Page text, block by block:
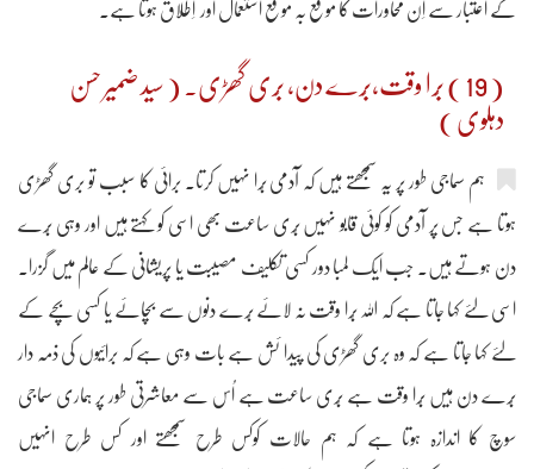
کے اعتبار سے اِن محاورات کا موقع بہ موقع استعمال اور اِطلاق ہوتا ہے۔
( 19 ) بُرا وقت،بُرے دن، بُری گھڑی۔ ( سید ضمیر حسن
دہلوی )
ہم سماجی طور پر یہ سمجھتے ہیں کہ آدمی بُرا نہیں کرتا۔ برائی کا سبب تو بری گھڑی
ہوتا ہے جس پر آدمی کو کوئی قابو نہیں بُری ساعت بھی اسی کو کہتے ہیں اور وہی بُرے
دن ہوتے ہیں۔ جب ایک لمبا دور کسی تکلیف مصیبت یا پریشانی کے عالم میں گزرا۔
اسی لئے کہا جاتا ہے کہ اللہ بُرا وقت نہ لائے بُرے دنوں سے بچائے یا کسی بچے کے
لئے کہا جاتا ہے کہ وہ بری گھڑی کی پیدا ئش ہے بات وہی ہے کہ برائیوں کی ذمہ دار
بُرے دن ہیں بُرا وقت ہے بُری ساعت ہے اُس سے معاشرتی طور پر ہماری سماجی
سوچ کا اندازہ ہوتا ہے کہ ہم حالات کوکس طرح سمجھتے اور کس طرح انہیں